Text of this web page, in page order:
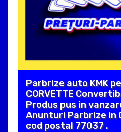
Parbrize auto KMK
CORVETTE
Produs pus in
Anunturi Parbrize in
cod postal 77037 .